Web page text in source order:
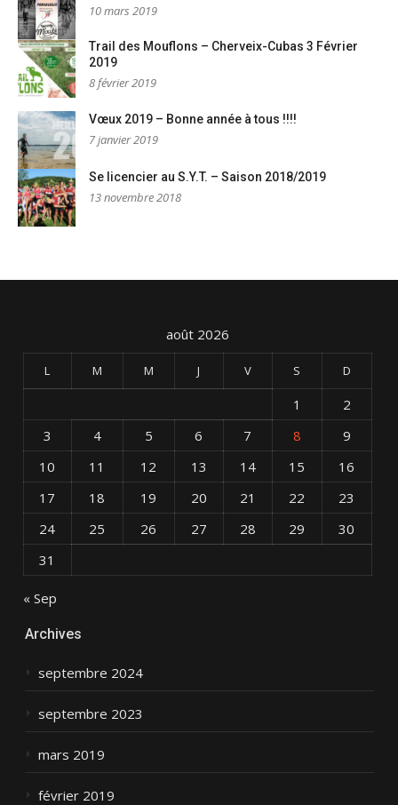
10 mars 2019
Trail des Mouflons – Cherveix-Cubas 3 Février
2019
8 février 2019
Vœux 2019 – Bonne année à tous !!!!
7 janvier 2019
Se licencier au S.Y.T. – Saison 2018/2019
13 novembre 2018
août 2026
L M M J V S D
1
2
3
4 5 6 7 8
9
10
11 12 13 14 15
16
17
18 19 20 21 22
23
24
25 26 27 28 29
30
31
« Sep
Archives
septembre 2024
septembre 2023
mars 2019
février 2019